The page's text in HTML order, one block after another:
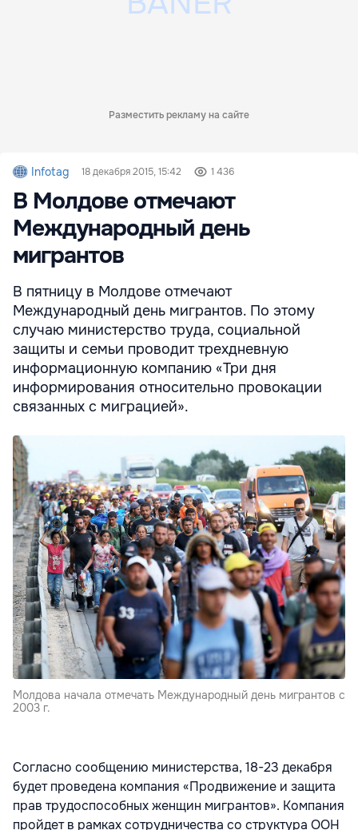
Разместить рекламу на сайте
Infotag 18 декабря 2015, 15:42 1 436
В Молдове отмечают
Международный день
мигрантов
В пятницу в Молдове отмечают
Международный день мигрантов. По этому
случаю министерство труда, социальной
защиты и семьи проводит трехдневную
информационную компанию «Три дня
информирования относительно провокации
связанных с миграцией».
Молдова начала отмечать Международный день мигрантов с
2003 г.
Согласно сообщению министерства, 18-23 декабря
будет проведена компания «Продвижение и защита
прав трудоспособных женщин мигрантов». Компания
пройдет в рамках сотрудничества со структура ООН